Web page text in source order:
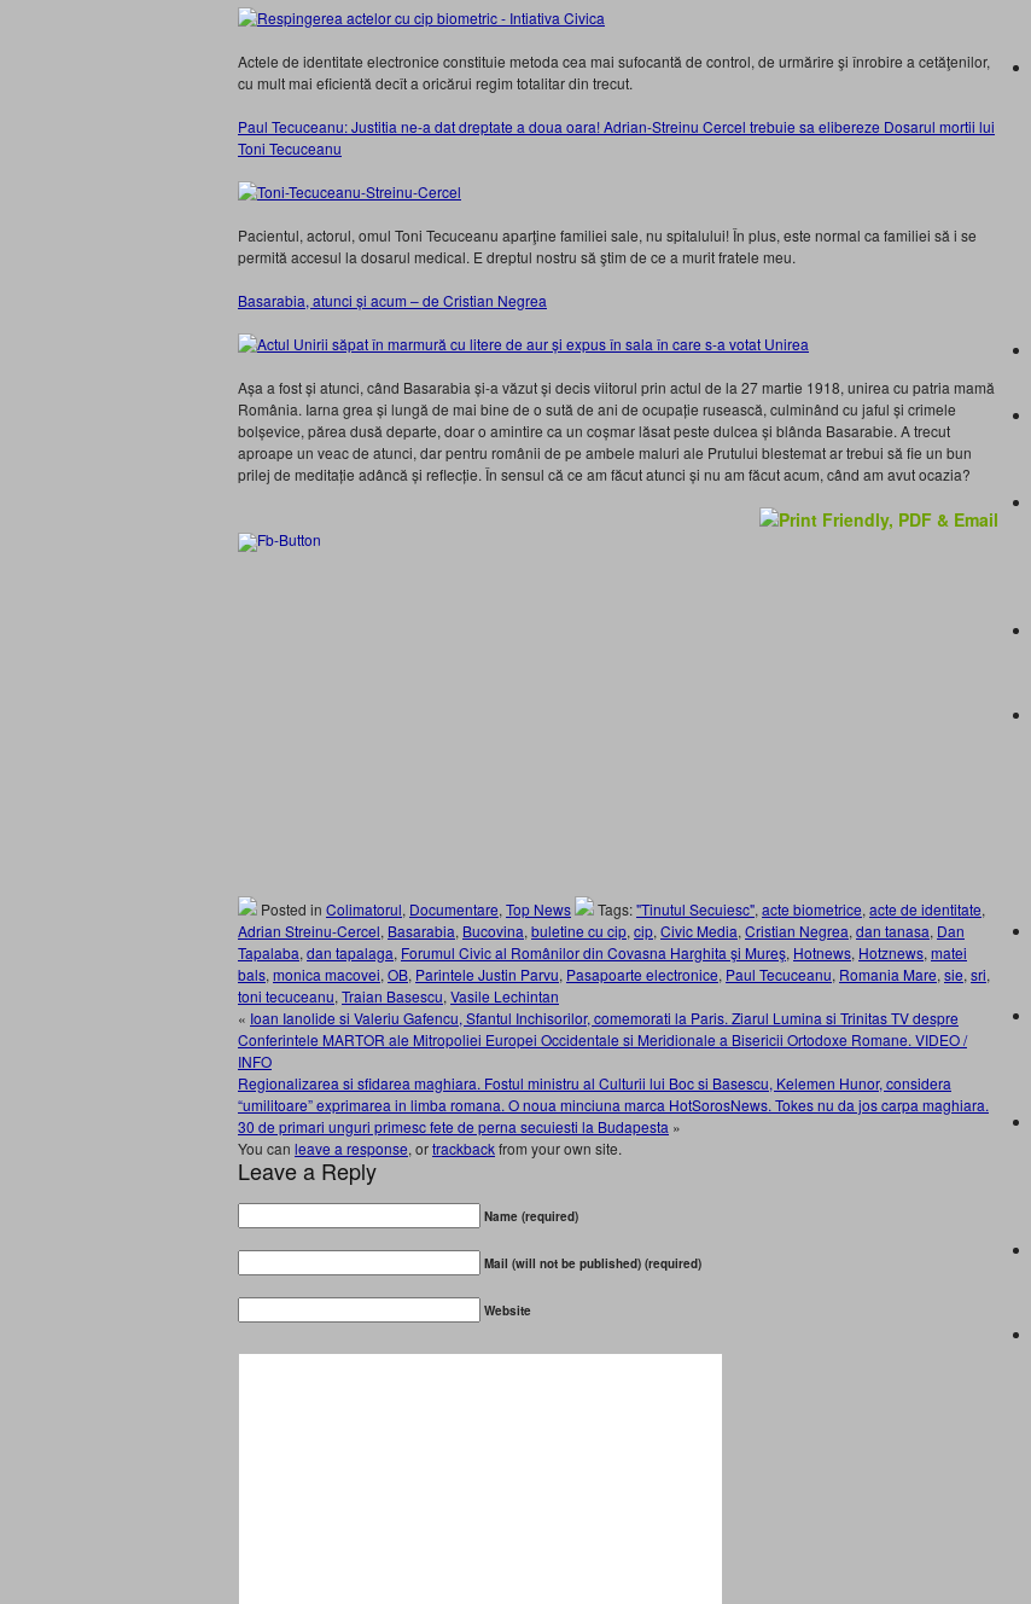
Actele de identitate electronice constituie metoda cea mai sufocantă de control, de urmărire şi înrobire a cetăţenilor,
cu mult mai eficientă decît a oricărui regim totalitar din trecut.
Paul Tecuceanu: Justitia ne-a dat dreptate a doua oara! Adrian-Streinu Cercel trebuie sa elibereze Dosarul mortii lui
Toni Tecuceanu
Pacientul, actorul, omul Toni Tecuceanu aparţine familiei sale, nu spitalului! În plus, este normal ca familiei să i se
permită accesul la dosarul medical. E dreptul nostru să ştim de ce a murit fratele meu.
Basarabia, atunci și acum – de Cristian Negrea
Așa a fost și atunci, când Basarabia și-a văzut și decis viitorul prin actul de la 27 martie 1918, unirea cu patria mamă
România. Iarna grea și lungă de mai bine de o sută de ani de ocupație rusească, culminând cu jaful și crimele
bolșevice, părea dusă departe, doar o amintire ca un coșmar lăsat peste dulcea și blânda Basarabie. A trecut
aproape un veac de atunci, dar pentru românii de pe ambele maluri ale Prutului blestemat ar trebui să fie un bun
prilej de meditație adâncă și reflecție. În sensul că ce am făcut atunci și nu am făcut acum, când am avut ocazia?
Posted in Colimatorul, Documentare, Top News Tags:"Tinutul Secuiesc", acte biometrice, acte de identitate,
Adrian Streinu-Cercel, Basarabia, Bucovina, buletine cu cip, cip, Civic Media, Cristian Negrea, dan tanasa, Dan
Tapalaba, dan tapalaga, Forumul Civic al Românilor din Covasna Harghita şi Mureş, Hotnews, Hotznews, matei
bals, monica macovei, OB, Parintele Justin Parvu, Pasapoarte electronice, Paul Tecuceanu, Romania Mare, sie, sri,
toni tecuceanu, Traian Basescu, Vasile Lechintan
« Ioan Ianolide si Valeriu Gafencu, Sfantul Inchisorilor, comemorati la Paris. Ziarul Lumina si Trinitas TV despre
Conferintele MARTOR ale Mitropoliei Europei Occidentale si Meridionale a Bisericii Ortodoxe Romane. VIDEO /
INFO
Regionalizarea si sfidarea maghiara. Fostul ministru al Culturii lui Boc si Basescu, Kelemen Hunor, considera
“umilitoare” exprimarea in limba romana. O noua minciuna marca HotSorosNews. Tokes nu da jos carpa maghiara.
30 de primari unguri primesc fete de perna secuiesti la Budapesta »
You can leave a response, ortrackbackfrom your own site.
Leave a Reply
Name (required)
Mail (will not be published) (required)
Website